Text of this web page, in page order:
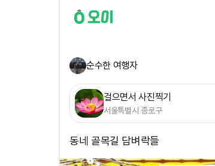
순수한 여행자
걸으면서 사진찍기
서울특별시 종로구
동네 골목길 담벼락들